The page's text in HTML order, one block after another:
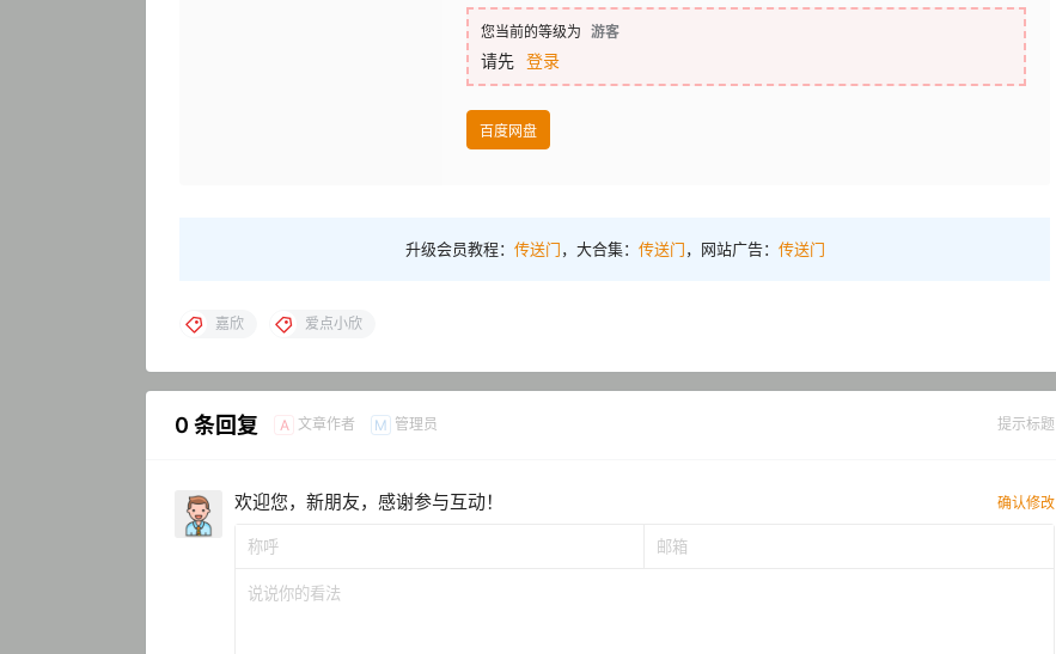
您当前的等级为 游客
请先 登录
百度网盘
升级会员教程： 传送门，大合集： 传送门，网站广告： 传送门
嘉欣 爱点小欣
0 条回复 A 文章作者 M 管理员 提示标题
欢迎您，新朋友，感谢参与互动！ 确认修改